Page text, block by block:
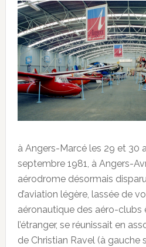
à Angers-Marcé les 29 et 30
septembre 1981, à Angers-
aérodrome désormais
d’aviation légère, lassée de
aéronautique des aéro-clubs
l’étranger, se réunissait en
de Christian Ravel (à gauche